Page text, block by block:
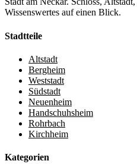
Wissenswertes auf einen Blick.
Stadtteile
Altstadt
Bergheim
Weststadt
Südstadt
Neuenheim
Handschuhsheim
Rohrbach
Kirchheim
Kategorien